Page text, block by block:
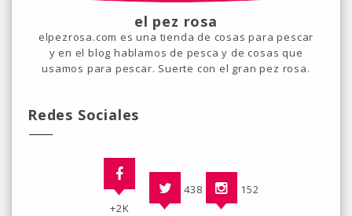
el pez rosa
elpezrosa.com es una tienda de cosas para pescar
y en el blog hablamos de pesca y de cosas que
usamos para pescar. Suerte con el gran pez rosa.
Redes Sociales
+2K
438 152